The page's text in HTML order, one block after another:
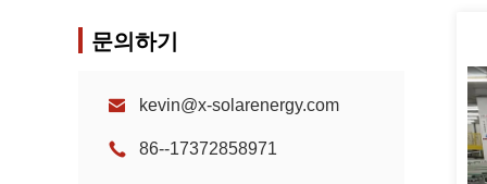
문의하기
kevin@x-solarenergy.com
86--17372858971